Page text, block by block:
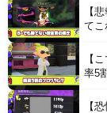
【
てこ
【
率5
【